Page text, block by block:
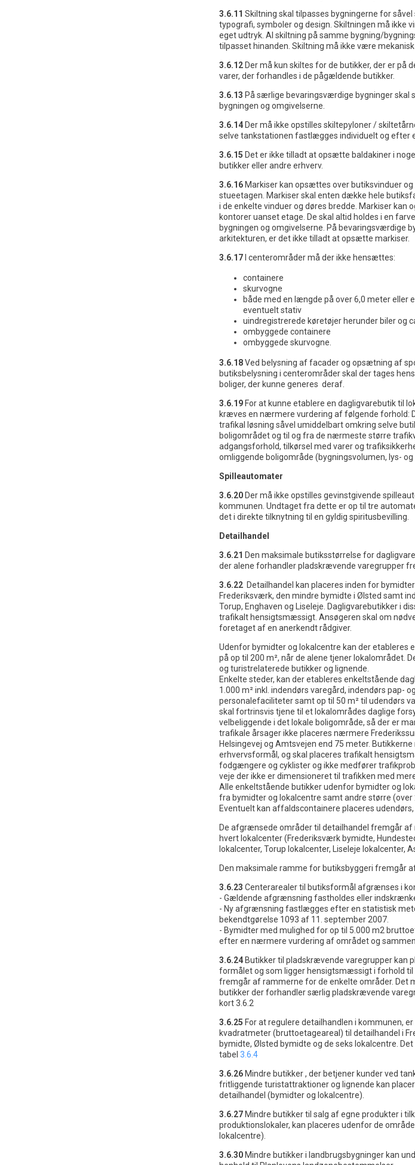
3.6.11 Skiltning skal tilpasses bygningerne for
typografi, symboler og design. Skiltningen må ikke
eget udtryk. Al skiltning på samme bygning/
tilpasset hinanden. Skiltning må ikke være
3.6.12 Der må kun skiltes for de butikker, der er
varer, der forhandles i de pågældende butikker.
3.6.13 På særlige bevaringsværdige bygninger
bygningen og omgivelserne.
3.6.14 Der må ikke opstilles skiltepyloner /
selve tankstationen fastlægges individuelt og efter
3.6.15 Det er ikke tilladt at opsætte baldakiner i
butikker eller andre erhverv.
3.6.16 Markiser kan opsættes over butiksvinduer
stueetagen. Markiser skal enten dække hele
i de enkelte vinduer og døres bredde. Markiser kan
kontorer uanset etage. De skal altid holdes i en
bygningen og omgivelserne. På bevaringsværdige
arkitekturen, er det ikke tilladt at opsætte markiser.
3.6.17 I centerområder må der ikke hensættes:
containere
skurvogne
både med en længde på over 6,0 meter eller
eventuelt stativ
uindregistrerede køretøjer herunder biler og
ombyggede containere
ombyggede skurvogne.
3.6.18Ved belysning af facader og opsætning af
butiksbelysning i centerområder skal der tages
boliger, der kunne generes deraf.
3.6.19 For at kunne etablere en dagligvarebutik til
kræves en nærmere vurdering af følgende forhold:
trafikal løsning såvel umiddelbart omkring selve
boligområdet og til og fra de nærmeste større
adgangsforhold, tilkørsel med varer og
omliggende boligområde (bygningsvolumen, lys- og
Spilleautomater
3.6.20 Der må ikke opstilles gevinstgivende
kommunen. Undtaget fra dette er op til tre
det i direkte tilknytning til en gyldig spiritusbevilling.
Detailhandel
3.6.21 Den maksimale butiksstørrelse for
der alene forhandler pladskrævende varegrupper
3.6.22 Detailhandel kan placeres inden for
Frederiksværk, den mindre bymidte i Ølsted samt
Torup, Enghaven og Liseleje. Dagligvarebutikker i
trafikalt hensigtsmæssigt. Ansøgeren skal om
foretaget af en anerkendt rådgiver.
Udenfor bymidter og lokalcentre kan der etableres
på op til 200 m², når de alene tjener lokalområdet.
og turistrelaterede butikker og lignende.
Enkelte steder, kan der etableres enkeltstående
1.000 m² inkl. indendørs varegård, indendørs pap-
personalefaciliteter samt op til 50 m² til udendørs
skal fortrinsvis tjene til et lokalområdes daglige
velbeliggende i det lokale boligområde, så der er
trafikale årsager ikke placeres nærmere
Helsingevej og Amtsvejen end 75 meter.
erhvervsformål, og skal placeres trafikalt
fodgængere og cyklister og ikke medfører
veje der ikke er dimensioneret til trafikken med
Alle enkeltstående butikker udenfor bymidter og
fra bymidter og lokalcentre samt andre større (over
Eventuelt kan affaldscontainere placeres
De afgrænsede områder til detailhandel fremgår
hvert lokalcenter (Frederiksværk bymidte,
lokalcenter, Torup lokalcenter, Liseleje lokalcenter,
Den maksimale ramme for butiksbyggeri fremgår
3.6.23 Centerarealer til butiksformål afgrænses i
- Gældende afgrænsning fastholdes eller
- Ny afgrænsning fastlægges efter en statistisk
bekendtgørelse 1093 af 11. september 2007.
- Bymidter med mulighed for op til 5.000 m2
efter en nærmere vurdering af området og
3.6.24 Butikker til pladskrævende varegrupper kan
formålet og som ligger hensigtsmæssigt i forhold til
fremgår af rammerne for de enkelte områder. Det
butikker der forhandler særlig pladskrævende
kort 3.6.2
3.6.25 For at regulere detailhandlen i kommunen,
kvadratmeter (bruttoetageareal) til detailhandel i
bymidte, Ølsted bymidte og de seks lokalcentre.
tabel 3.6.4
3.6.26 Mindre butikker , der betjener kunder ved
fritliggende turistattraktioner og lignende kan
detailhandel (bymidter og lokalcentre).
3.6.27 Mindre butikker til salg af egne produkter i
produktionslokaler, kan placeres udenfor de
lokalcentre).
3.6.30 Mindre butikker i landbrugsbygninger kan